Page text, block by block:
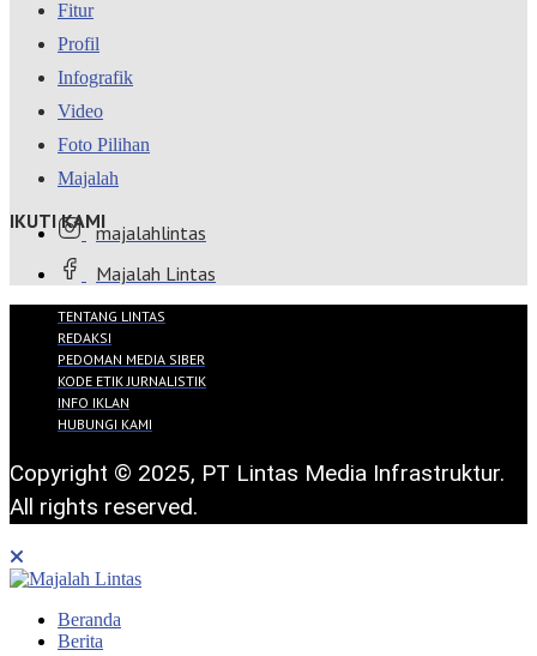
Fitur
Profil
Infografik
Video
Foto Pilihan
Majalah
IKUTI KAMImajalahlintas
Majalah Lintas
TENTANG LINTAS
REDAKSI
PEDOMAN MEDIA SIBER
KODE ETIK JURNALISTIK
INFO IKLAN
HUBUNGI KAMI
Copyright © 2025, PT Lintas Media Infrastruktur.
All rights reserved.
Beranda
Berita